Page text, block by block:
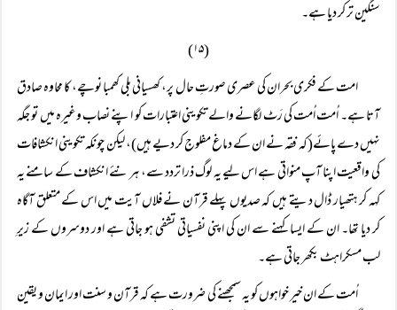
سنگین تر کر دیا ہے۔
(۱۵)
امت کے فکری بحران کی عصری صورتِ حال پر، کھسیانی بلی کھمبا نوچے، کا محاوہ صادق
آتا ہے۔ اُمت اُمت کی رَٹ لگانے والے تکوینی اعتبارات کو اپنے نصاب وغیرہ میں تو جگہ
نہیں دے پائے(کہ فقہ نے ان کے دماغ مفلوج کر دیے ہیں)، لیکن چونکہ تکوینی انکشافات
کی واقعیت اپنا آپ منواتی ہے اس لیے یہ لوگ ذرا تردد سے، ہر نئے انکشاف کے سامنے یہ
کہہ کر ہتھیار ڈال دیتے ہیں کہ صدیوں پہلے قرآن نے فلاں آیت میں اس کے متعلق آگاہ
کر دیا تھا۔ ان کے ایسا کہنے سے ان کی اپنی نفسیاتی تشفی ہو جاتی ہے اور دوسروں کے زیرِ
لب مسکراہٹ بکھر جاتی ہے۔
اُمت کے ان خیر خواہوں کو یہ سمجھنے کی ضرورت ہے کہ قرآن و سنت اور ایمان و یقین